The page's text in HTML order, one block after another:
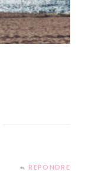
RÉPONDRE